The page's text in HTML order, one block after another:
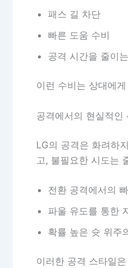
패스 길 차단
빠른 도움 수비
공격 시간을 줄이
이런 수비는 상대에
공격에서의 현실적인
LG의 공격은 화려하
고, 불필요한 시도는
전환 공격에서의
파울 유도를 통한
확률 높은 슛 위주
이러한 공격 스타일